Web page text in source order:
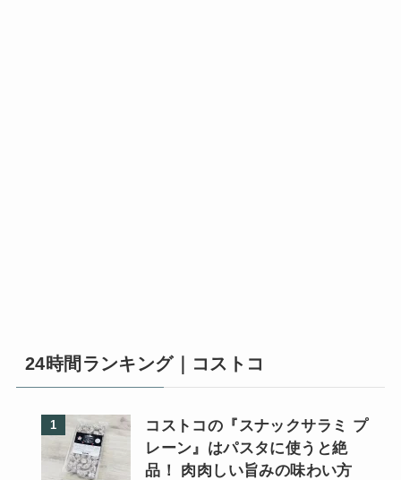
24時間ランキング｜コストコ
コストコの『スナックサラミ プ
レーン』はパスタに使うと絶
品！ 肉肉しい旨みの味わい方